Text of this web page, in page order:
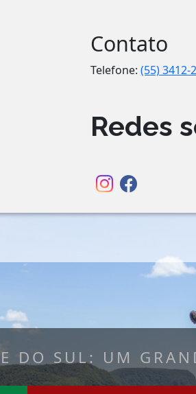
Contato
Telefone: (55) 3412-
Redes
DO SUL: UM